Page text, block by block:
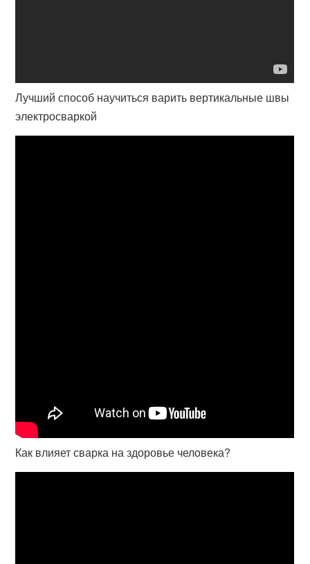
Лучший способ научиться варить вертикальные швы
электросваркой
Как влияет сварка на здоровье человека?